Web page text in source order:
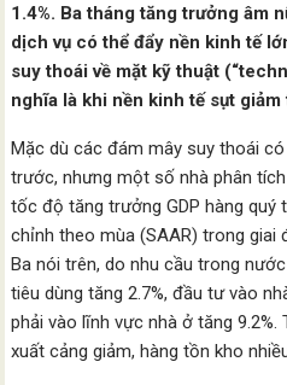
1.4%. Ba tháng tăng trưởng âm
dịch vụ có thể đẩy nền kinh tế
suy thoái về mặt kỹ thuật
nghĩa là khi nền kinh tế sụt
Mặc dù các đám mây suy thoái
trước, nhưng một số nhà phân
tốc độ tăng trưởng GDP hàng quý
chỉnh theo mùa (SAAR) trong
Ba nói trên, do nhu cầu trong
tiêu dùng tăng 2.7%, đầu tư vào
phải vào lĩnh vực nhà ở tăng
xuất cảng giảm, hàng tồn kho